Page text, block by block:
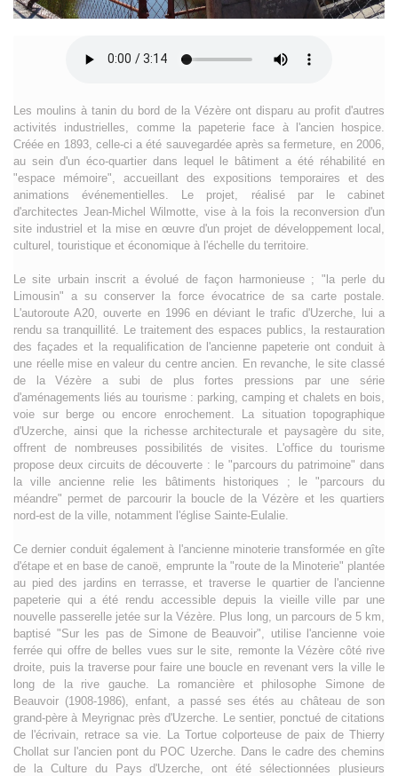
Les moulins à tanin du bord de la Vézère ont disparu au profit d'autres
activités industrielles, comme la papeterie face à l'ancien hospice.
Créée en 1893, celle-ci a été sauvegardée après sa fermeture, en 2006,
au sein d'un éco-quartier dans lequel le bâtiment a été réhabilité en
"espace mémoire", accueillant des expositions temporaires et des
animations événementielles. Le projet, réalisé par le cabinet
d'architectes Jean-Michel Wilmotte, vise à la fois la reconversion d'un
site industriel et la mise en œuvre d'un projet de développement local,
culturel, touristique et économique à l'échelle du territoire.
Le site urbain inscrit a évolué de façon harmonieuse ; "la perle du
Limousin" a su conserver la force évocatrice de sa carte postale.
L'autoroute A20, ouverte en 1996 en déviant le trafic d'Uzerche, lui a
rendu sa tranquillité. Le traitement des espaces publics, la restauration
des façades et la requalification de l'ancienne papeterie ont conduit à
une réelle mise en valeur du centre ancien. En revanche, le site classé
de la Vézère a subi de plus fortes pressions par une série
d'aménagements liés au tourisme : parking, camping et chalets en bois,
voie sur berge ou encore enrochement. La situation topographique
d'Uzerche, ainsi que la richesse architecturale et paysagère du site,
offrent de nombreuses possibilités de visites. L'office du tourisme
propose deux circuits de découverte : le "parcours du patrimoine" dans
la ville ancienne relie les bâtiments historiques ; le "parcours du
méandre" permet de parcourir la boucle de la Vézère et les quartiers
nord-est de la ville, notamment l'église Sainte-Eulalie.
Ce dernier conduit également à l'ancienne minoterie transformée en gîte
d'étape et en base de canoë, emprunte la "route de la Minoterie" plantée
au pied des jardins en terrasse, et traverse le quartier de l'ancienne
papeterie qui a été rendu accessible depuis la vieille ville par une
nouvelle passerelle jetée sur la Vézère. Plus long, un parcours de 5 km,
baptisé "Sur les pas de Simone de Beauvoir", utilise l'ancienne voie
ferrée qui offre de belles vues sur le site, remonte la Vézère côté rive
droite, puis la traverse pour faire une boucle en revenant vers la ville le
long de la rive gauche. La romancière et philosophe Simone de
Beauvoir (1908-1986), enfant, a passé ses étés au château de son
grand-père à Meyrignac près d'Uzerche. Le sentier, ponctué de citations
de l'écrivain, retrace sa vie. La Tortue colporteuse de paix de Thierry
Chollat sur l'ancien pont du POC Uzerche. Dans le cadre des chemins
de la Culture du Pays d'Uzerche, ont été sélectionnées plusieurs